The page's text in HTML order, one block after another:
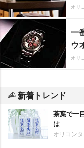
オリ
一
ウ
オリ
新着トレンド
茶葉で一
は
オリコン